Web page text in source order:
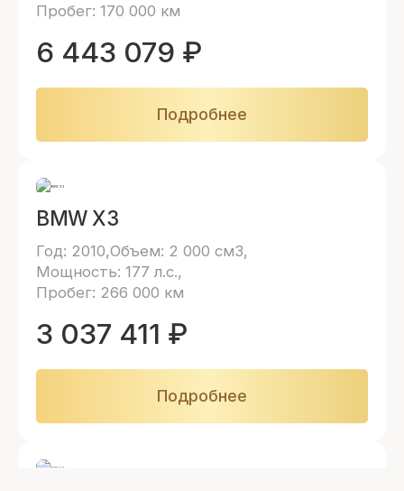
Пробег: 170 000 км
6 443 079 ₽
Подробнее
BMW X3
Год: 2010 Объем: 2 000 см3
Мощность: 177 л.с.
Пробег: 266 000 км
3 037 411 ₽
Подробнее